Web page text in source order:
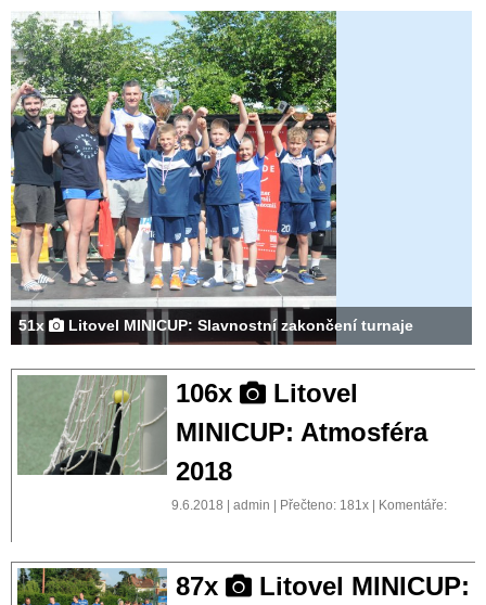
51x Litovel MINICUP: Slavnostní zakončení turnaje
106x
Litovel
MINICUP: Atmosféra
2018
9.6.2018 | admin | Přečteno: 181x | Komentáře:
87x
Litovel MINICUP: